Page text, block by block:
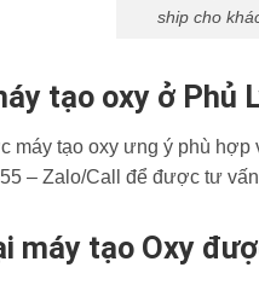
ship cho
tạo oxy ở Phủ
máy tạo oxy ưng ý phù
– Zalo/Call để được tư
máy tạo Oxy